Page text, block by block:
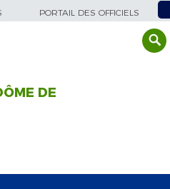
PORTAIL DES OFFICIELS
DE